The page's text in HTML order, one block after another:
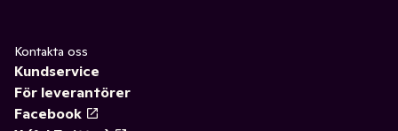
Kontakta oss
Kundservice
För leverantörer
Facebook